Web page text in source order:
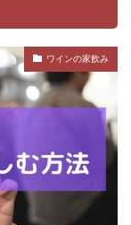
ワインの家飲み